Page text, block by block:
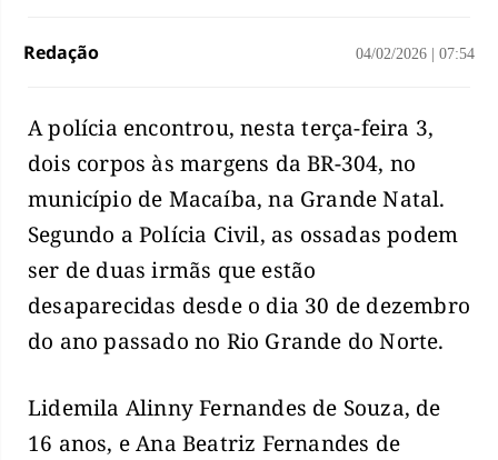
Redação 04/02/2026 07:54
A polícia encontrou, nesta terça-feira 3,
dois corpos às margens da BR-304, no
município de Macaíba, na Grande Natal.
Segundo a Polícia Civil, as ossadas podem
ser de duas irmãs que estão
desaparecidas desde o dia 30 de dezembro
do ano passado no Rio Grande do Norte.
Lidemila Alinny Fernandes de Souza, de
16 anos, e Ana Beatriz Fernandes de